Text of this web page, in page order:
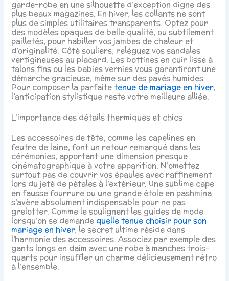
garde-robe en une silhouette d’exception digne des
plus beaux magazines. En hiver, les collants ne sont
plus de simples utilitaires transparents. Optez pour
des modèles opaques de belle qualité, ou subtilement
pailletés, pour habiller vos jambes de chaleur et
d’originalité. Côté souliers, reléguez vos sandales
vertigineuses au placard. Les bottines en cuir lisse à
talons fins ou les babies vernies vous garantiront une
démarche gracieuse, même sur des pavés humides.
Pour composer la parfaitetenue de mariage en hiver,
l’anticipation stylistique reste votre meilleure alliée.
L’importance des détails thermiques et chics
Les accessoires de tête, comme les capelines en
feutre de laine, font un retour remarqué dans les
cérémonies, apportant une dimension presque
cinématographique à votre apparition. N’omettez
surtout pas de couvrir vos épaules avec raffinement
lors du jeté de pétales à l’extérieur. Une sublime cape
en fausse fourrure ou une grande étole en pashmina
s’avère absolument indispensable pour ne pas
grelotter. Comme le soulignent les guides de mode
lorsqu’on se demande quelle tenue choisir pour son
mariage en hiver, le secret ultime réside dans
l’harmonie des accessoires. Associez par exemple des
gants longs en daim avec une robe à manches trois-
quarts pour insuffler un charme délicieusement rétro
à l’ensemble.